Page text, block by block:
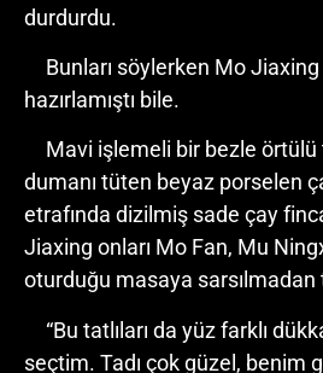
durdurdu.
Bunları söylerken Mo
hazırlamıştı bile.
Mavi işlemeli bir bezle
dumanı tüten beyaz porselen
etrafında dizilmiş sade çay
Jiaxing onları Mo Fan, Mu
oturduğu masaya sarsılmadan
“Bu tatlıları da yüz farklı
seçtim. Tadı çok güzel, benim